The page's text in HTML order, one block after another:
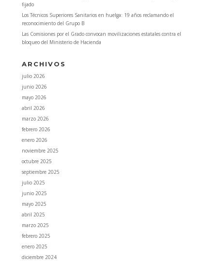
fijado
Los Técnicos Superiores Sanitarios en huelga: 19 años reclamando el
reconocimiento del Grupo B
Las Comisiones por el Grado convocan movilizaciones estatales contra el
bloqueo del Ministerio de Hacienda
ARCHIVOS
julio 2026
junio 2026
mayo 2026
abril 2026
marzo 2026
febrero 2026
enero 2026
noviembre 2025
octubre 2025
septiembre 2025
julio 2025
junio 2025
mayo 2025
abril 2025
marzo 2025
febrero 2025
enero 2025
diciembre 2024